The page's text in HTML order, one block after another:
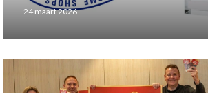
24 maart 2026